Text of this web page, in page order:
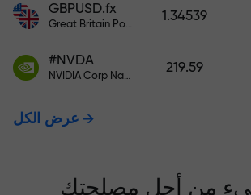
GBPUSD.fx
Great Britain Pound vs US Dollar
1.34539
#NVDA
NVIDIA Corp Nasdaq Stock Exchange (Nasdaq) USD
219.59
عرض الكل
من أجل مصلحتك